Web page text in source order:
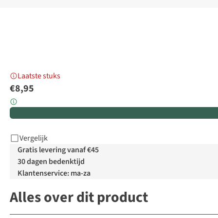
Laatste stuks
€8,95
Vergelijk
Gratis levering vanaf €45
30 dagen bedenktijd
Klantenservice: ma-za
Alles over dit product